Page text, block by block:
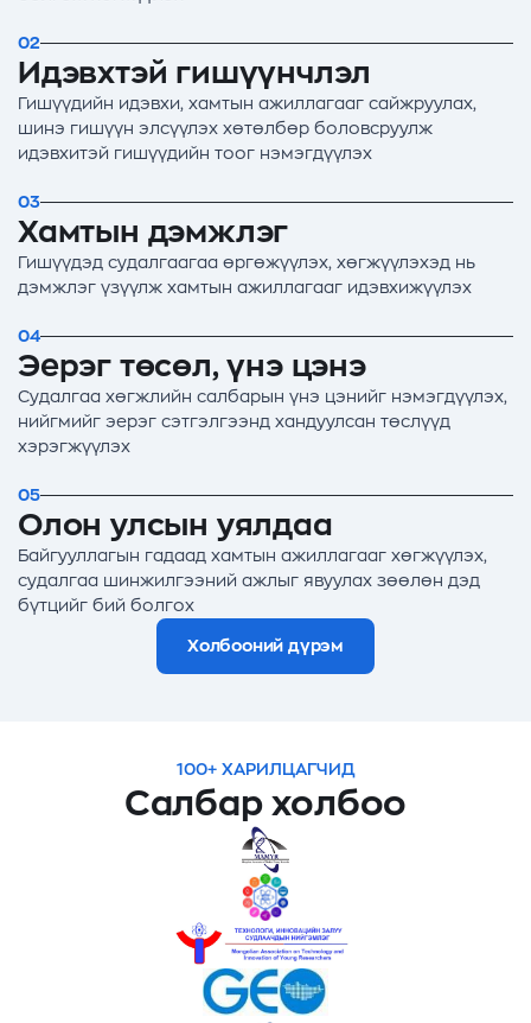
Идэвхтэй гишүүнчлэл
02
Гишүүдийн идэвхи, хамтын ажиллагааг сайжруулах,
шинэ гишүүн элсүүлэх хөтөлбөр боловсруулж
идэвхитэй гишүүдийн тоог нэмэгдүүлэх
Хамтын дэмжлэг
03
Гишүүдэд судалгаагаа өргөжүүлэх, хөгжүүлэхэд нь
дэмжлэг үзүүлж хамтын ажиллагааг идэвхижүүлэх
Эерэг төсөл, үнэ цэнэ
04
Судалгаа хөгжлийн салбарын үнэ цэнийг нэмэгдүүлэх,
нийгмийг эерэг сэтгэлгээнд хандуулсан төслүүд
хэрэгжүүлэх
Олон улсын уялдаа
05
Байгууллагын гадаад хамтын ажиллагааг хөгжүүлэх,
судалгаа шинжилгээний ажлыг явуулах зөөлөн дэд
бүтцийг бий болгох
Холбооний дүрэм
100+ ХАРИЛЦАГЧИД
Салбар холбоо